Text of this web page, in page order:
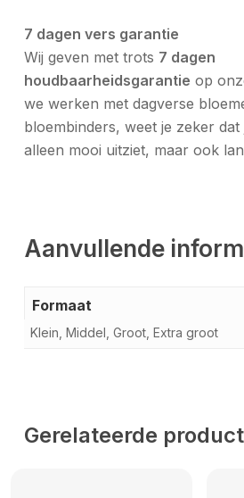
7 dagen vers garantie
Wij geven met trots 7 dagen
houdbaarheidsgarantie op
we werken met dagverse
bloembinders, weet je zeker
alleen mooi uitziet, maar ook
Aanvullende
Formaat
Klein, Middel, Groot, Extra groot
Gerelateerde